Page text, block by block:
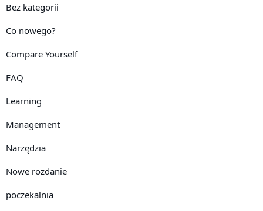
Bez kategorii
Co nowego?
Compare Yourself
FAQ
Learning
Management
Narzędzia
Nowe rozdanie
poczekalnia